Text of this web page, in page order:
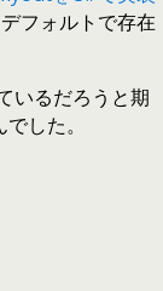
フォルトで存在
いるだろうと期
した。